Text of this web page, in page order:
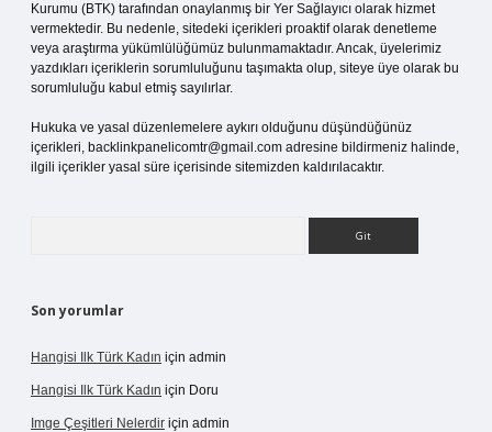
Kurumu (BTK) tarafından onaylanmış bir Yer Sağlayıcı olarak hizmet
vermektedir. Bu nedenle, sitedeki içerikleri proaktif olarak denetleme
veya araştırma yükümlülüğümüz bulunmamaktadır. Ancak, üyelerimiz
yazdıkları içeriklerin sorumluluğunu taşımakta olup, siteye üye olarak bu
sorumluluğu kabul etmiş sayılırlar.
Hukuka ve yasal düzenlemelere aykırı olduğunu düşündüğünüz
içerikleri, backlinkpanelicomtr@gmail.com adresine bildirmeniz halinde,
ilgili içerikler yasal süre içerisinde sitemizden kaldırılacaktır.
Son yorumlar
Hangisi Ilk Türk Kadın için admin
Hangisi Ilk Türk Kadın için Doru
Imge Çeşitleri Nelerdir için admin